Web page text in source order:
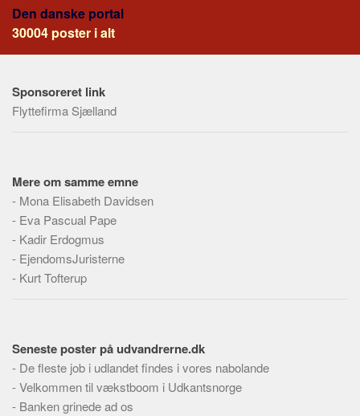
Praktisk
Alle
Dokumenttyper
Emner
Steder
Kilder
Om
Webstedet
Tekstannoncer
Bannere
Hjælp
Den danske portal
30004 poster i alt
Sponsoreret link
Flyttefirma Sjælland
Mere om samme emne
- Mona Elisabeth Davidsen
- Eva Pascual Pape
- Kadir Erdogmus
- EjendomsJuristerne
- Kurt Tofterup
Seneste poster på udvandrerne.dk
- De fleste job i udlandet findes i vores nabolande
-Velkommen til vækstboom i Udkantsnorge
- Banken grinede ad os